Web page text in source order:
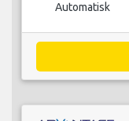
Automatisk